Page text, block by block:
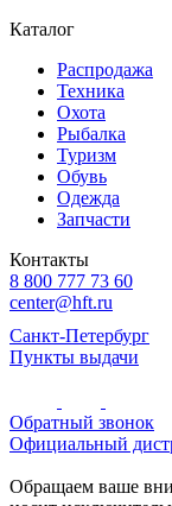
Каталог
Распродажа
Техника
Охота
Рыбалка
Туризм
Обувь
Одежда
Запчасти
Контакты
8 800 777 73 60
center@hft.ru
Санкт-Петербург
Пункты выдачи
Обратный звонок
Официальный
Обращаем ваше